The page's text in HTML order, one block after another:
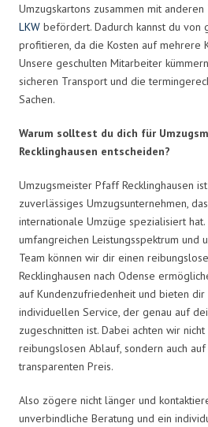
Umzugskartons zusammen mit
LKW befördert. Dadurch kannst du von
profitieren, da die Kosten auf mehrere
Unsere geschulten Mitarbeiter
sicheren Transport und die
Sachen.
Warum solltest du dich für
Recklinghausen entscheiden?
Umzugsmeister Pfaff Recklinghausen
zuverlässiges Umzugsunternehmen,
internationale Umzüge spezialisiert hat.
umfangreichen Leistungsspektrum und
Team können wir dir einen
Recklinghausen nach Odense
auf Kundenzufriedenheit und bieten
individuellen Service, der genau auf
zugeschnitten ist. Dabei achten wir
reibungslosen Ablauf, sondern auch
transparenten Preis.
Also zögere nicht länger und
unverbindliche Beratung und ein